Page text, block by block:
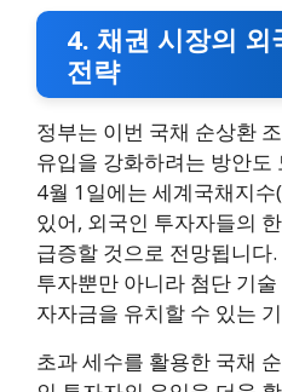
4. 채권 시장의 외
전략
정부는 이번 국채 순상환
유입을 강화하려는 방안도
4월 1일에는 세계국채지
있어, 외국인 투자자들의
급증할 것으로 전망됩니다
투자뿐만 아니라 첨단 기
자자금을 유치할 수 있는
초과 세수를 활용한 국채